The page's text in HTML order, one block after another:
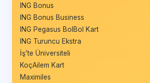
ING Bonus
ING Bonus Business
ING Pegasus BolBol Kart
ING Turuncu Ekstra
İş’te Üniversiteli
KoçAilem Kart
Maximiles